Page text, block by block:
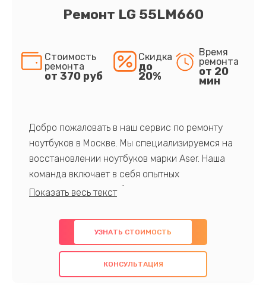
Ремонт LG 55LM660
Стоимость
ремонта
от 370 руб
Скидка
до
20%
Время
ремонта
от 20
мин
Добро пожаловать в наш сервис по ремонту
ноутбуков в Москве. Мы специализируемся на
восстановлении ноутбуков марки Aser. Наша
команда включает в себя опытных
профессионалов с обширными знаниями и
предлагаем быстрый и качественный ремонт с
использованием оригинальных компонентов, а
также гарантируем качество всех
проведенных работ. Наша цель - предоставить
УЗНАТЬ СТОИМОСТЬ
КОНСУЛЬТАЦИЯ